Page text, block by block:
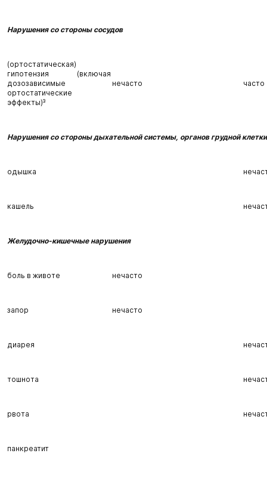
Нарушения со стороны сосудов
(ортостатическая)
гипотензия (включая
дозозависимые
ортостатические
эффекты)³
нечасто часто
Нарушения со стороны дыхательной системы, органов грудной
одышка
кашель
Желудочно-кишечные нарушения
боль в животе нечасто
запор нечасто
диарея
тошнота
рвота
панкреатит